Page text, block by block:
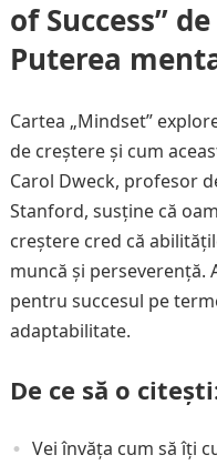
of Success”
Puterea
Cartea „Mindset”
de creștere și cum
Carol Dweck, profesor
Stanford, susține că
creștere cred că
muncă și perseverență.
pentru succesul pe
adaptabilitate.
De ce să o
Vei învăța cum să îți